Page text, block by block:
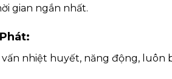
gian ngắn nhất.
nhiệt huyết, năng động, luôn